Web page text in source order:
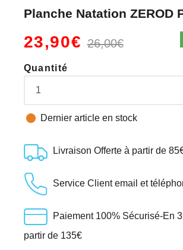
Planche Natation ZEROD
23,90€26,00€
Quantité
 Dernier article en stock
Livraison Offerte à partir de
Service Client email et
Paiement 100% Sécurisé-En
partir de 135€